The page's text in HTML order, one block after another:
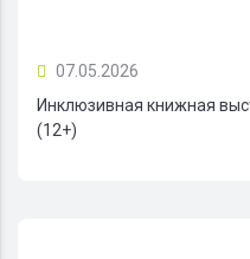
07.05.2026
Инклюзивная книжная
(12+)